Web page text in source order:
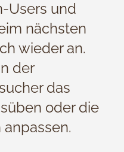
Users und
nächsten
wieder an.
der
das
oder die